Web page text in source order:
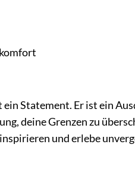
Statement. Er ist ein
deine Grenzen zu
und erlebe